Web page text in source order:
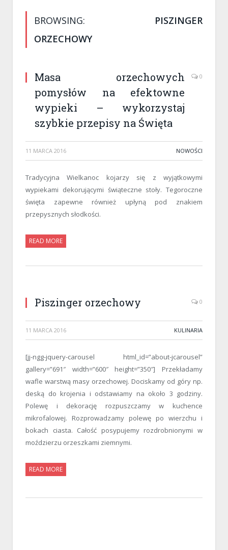
BROWSING:
PISZINGER
ORZECHOWY
Masa orzechowych
pomysłów na efektowne
wypieki – wykorzystaj
szybkie przepisy na Święta
0
11 MARCA 2016 NOWOŚCI
Tradycyjna Wielkanoc kojarzy się z wyjątkowymi
wypiekami dekorującymi świąteczne stoły. Tegoroczne
święta zapewne również upłyną pod znakiem
przepysznych słodkości.
READ MORE
Piszinger orzechowy 0
11 MARCA 2016 KULINARIA
[jj-ngg-jquery-carousel html_id=”about-jcarousel”
gallery=”691″ width=”600″ height=”350″] Przekładamy
wafle warstwą masy orzechowej. Dociskamy od góry np.
deską do krojenia i odstawiamy na około 3 godziny.
Polewę i dekorację rozpuszczamy w kuchence
mikrofalowej. Rozprowadzamy polewę po wierzchu i
bokach ciasta. Całość posypujemy rozdrobnionymi w
moździerzu orzeszkami ziemnymi.
READ MORE